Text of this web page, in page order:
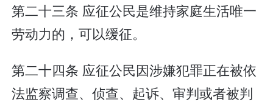
第二十三条 应征公民是维持家庭生活唯一
劳动力的，可以缓征。
第二十四条 应征公民因涉嫌犯罪正在被依
法监察调查、侦查、起诉、审判或者被判